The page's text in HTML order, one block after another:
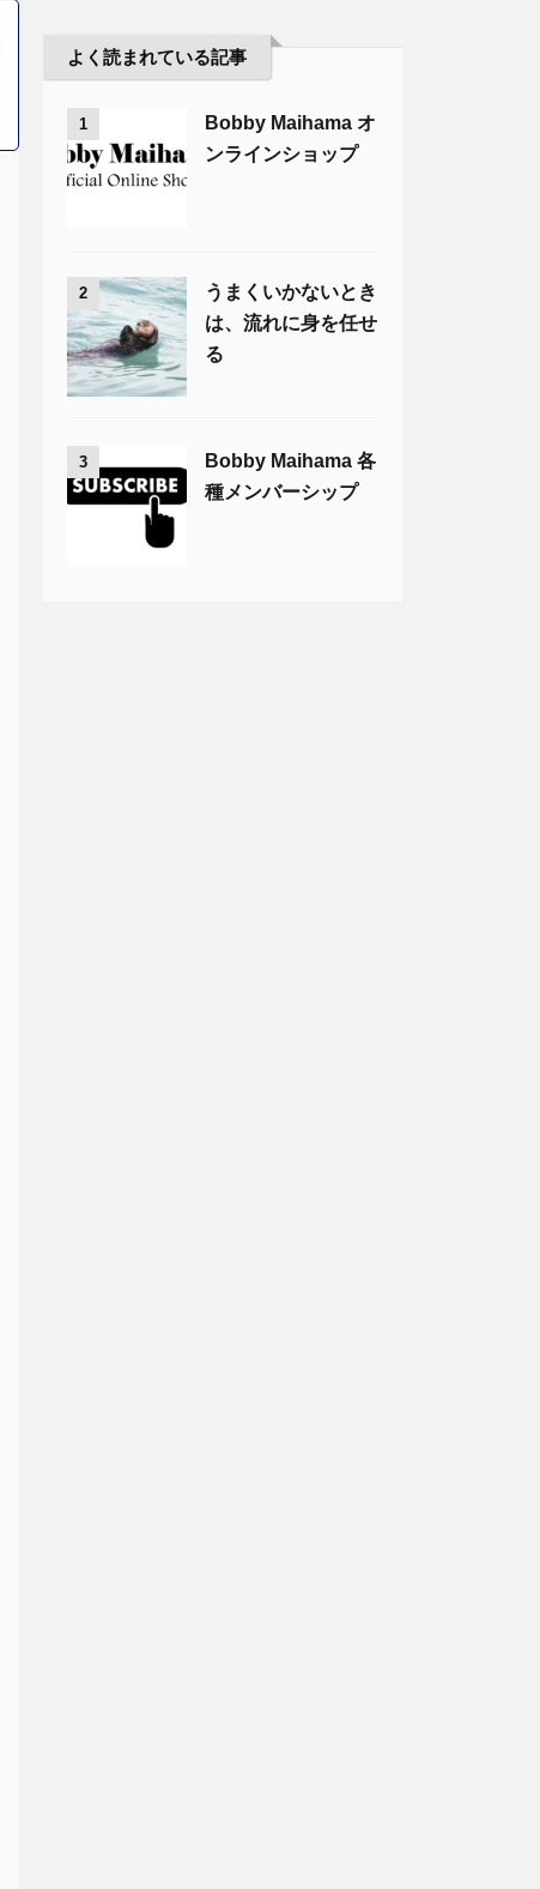
よく読まれている記事
1
Bobby Maihama オ
ンラインショップ
2
うまくいかないとき
は、流れに身を任せ
る
3
Bobby Maihama 各
種メンバーシップ